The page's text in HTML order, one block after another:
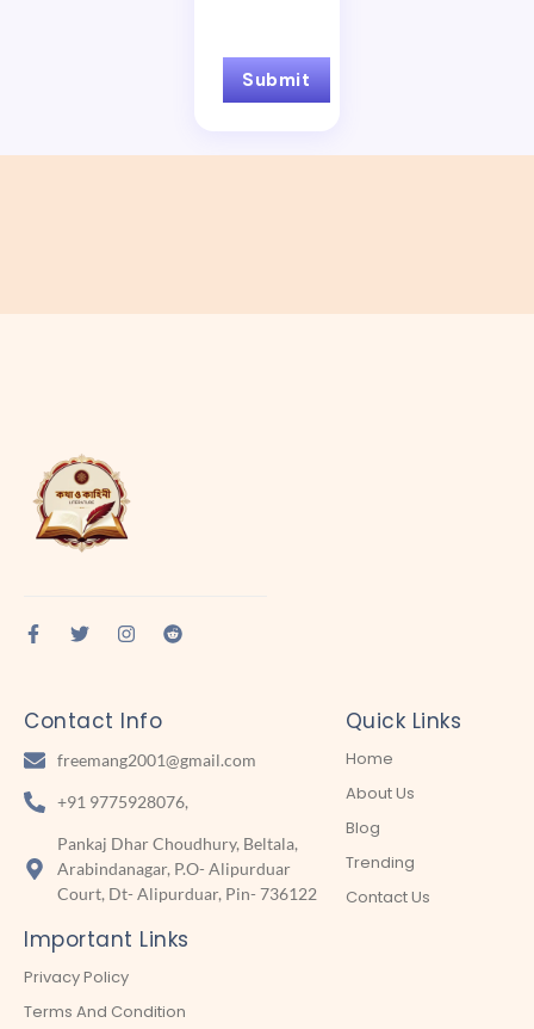
Contact Info
freemang2001@gmail.com
+91 9775928076,
Pankaj Dhar Choudhury, Beltala,
Arabindanagar, P.O- Alipurduar
Court, Dt- Alipurduar, Pin- 736122
Quick Links
Home
About Us
Blog
Trending
Contact Us
Important Links
Privacy Policy
Terms And Condition